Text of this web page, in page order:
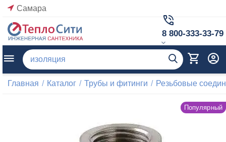
Самара
8 800-333-33-79
Главная / Каталог / Трубы и фитинги / Резьбовые
Популярный